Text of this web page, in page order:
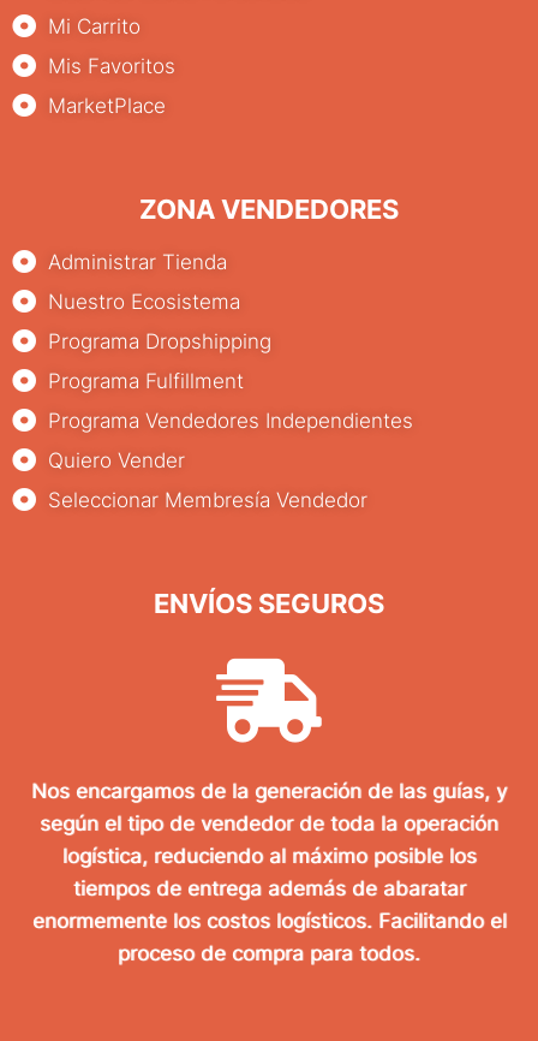
Mi Carrito
Mis Favoritos
MarketPlace
ZONA VENDEDORES
Administrar Tienda
Nuestro Ecosistema
Programa Dropshipping
Programa Fulfillment
Programa Vendedores Independientes
Quiero Vender
Seleccionar Membresía Vendedor
ENVÍOS SEGUROS
Nos encargamos de la generación de las guías, y
según el tipo de vendedor de toda la operación
logística, reduciendo al máximo posible los
tiempos de entrega además de abaratar
enormemente los costos logísticos. Facilitando el
proceso de compra para todos.